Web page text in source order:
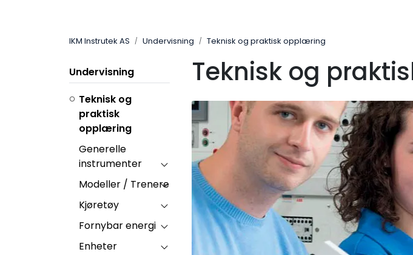
IKM Instrutek AS Undervisning Teknisk og praktisk opplæring
Undervisning
Teknisk og
praktisk
opplæring
Generelle
instrumenter
Modeller / Trenere
Kjøretøy
Fornybar energi
Enheter
Teknisk og